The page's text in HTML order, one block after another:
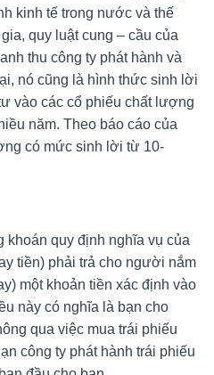
kinh tế trong nước và thế
quy luật cung – cầu của
thu công ty phát hành và
nó cũng là hình thức sinh lời
vào các cổ phiếu chất lượng
năm. Theo báo cáo của
có mức sinh lời từ 10-
khoán quy định nghĩa vụ của
tiền) phải trả cho người nắm
một khoản tiền xác định vào
này có nghĩa là bạn cho
qua việc mua trái phiếu
công ty phát hành trái phiếu